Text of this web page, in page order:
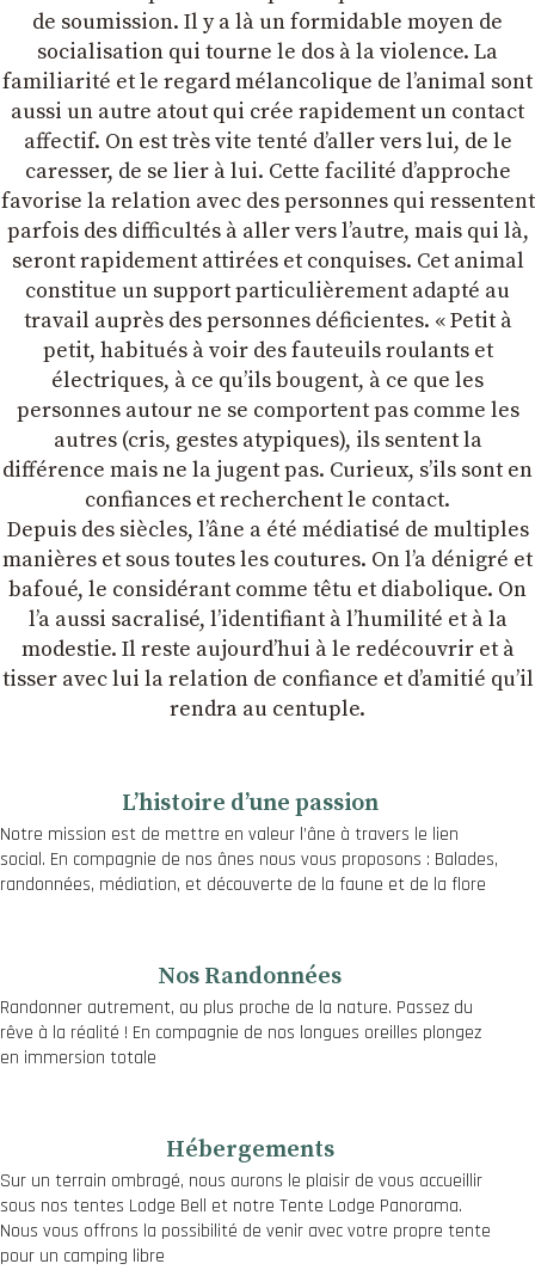
de soumission. Il y a là un formidable moyen de
socialisation qui tourne le dos à la violence. La
familiarité et le regard mélancolique de lʼanimal sont
aussi un autre atout qui crée rapidement un contact
affectif. On est très vite tenté dʼaller vers lui, de le
caresser, de se lier à lui. Cette facilité dʼapproche
favorise la relation avec des personnes qui ressentent
parfois des difficultés à aller vers lʼautre, mais qui là,
seront rapidement attirées et conquises. Cet animal
constitue un support particulièrement adapté au
travail auprès des personnes déficientes. « Petit à
petit, habitués à voir des fauteuils roulants et
électriques, à ce quʼils bougent, à ce que les
personnes autour ne se comportent pas comme les
autres (cris, gestes atypiques), ils sentent la
différence mais ne la jugent pas. Curieux, sʼils sont en
confiances et recherchent le contact.
Depuis des siècles, lʼâne a été médiatisé de multiples
manières et sous toutes les coutures. On lʼa dénigré et
bafoué, le considérant comme têtu et diabolique. On
lʼa aussi sacralisé, lʼidentifiant à lʼhumilité et à la
modestie. Il reste aujourdʼhui à le redécouvrir et à
tisser avec lui la relation de confiance et dʼamitié quʼil
rendra au centuple.
Lʼhistoire dʼune passion
Notre mission est de mettre en valeur l’âne à travers le lien
social. En compagnie de nos ânes nous vous proposons : Balades,
randonnées, médiation, et découverte de la faune et de la flore
Nos Randonnées
Randonner autrement, au plus proche de la nature. Passez du
rêve à la réalité ! En compagnie de nos longues oreilles plongez
en immersion totale
Hébergements
Sur un terrain ombragé, nous aurons le plaisir de vous accueillir
sous nos tentes Lodge Bell et notre Tente Lodge Panorama.
Nous vous offrons la possibilité de venir avec votre propre tente
pour un camping libre